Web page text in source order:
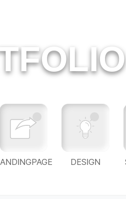
DESIGN